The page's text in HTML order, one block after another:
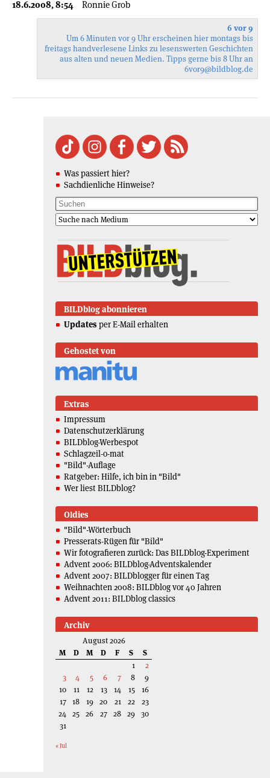
18.6.2008, 8:54 Ronnie Grob
6 vor 9
Um 6 Minuten vor 9 Uhr erscheinen hier montags bis
freitags handverlesene Links zu lesenswerten Geschichten
aus alten und neuen Medien. Tipps gerne bis 8 Uhr an
6vor9@bildblog.de
Was passiert hier?
Sachdienliche Hinweise?
BILDblog abonnieren
Updates per E-Mail erhalten
Gehostet von
Extras
Impressum
Datenschutzerklärung
BILDblog-Werbespot
Schlagzeil-o-mat
"Bild"-Auflage
Ratgeber: Hilfe, ich bin in "Bild"
Wer liest BILDblog?
Oldies
"Bild"-Wörterbuch
Presserats-Rügen für "Bild"
Wir fotografieren zurück: Das BILDblog-Experiment
Advent 2006: BILDblog-Adventskalender
Advent 2007: BILDblogger für einen Tag
Weihnachten 2008: BILDblog vor 40 Jahren
Advent 2011: BILDblog classics
Archiv
August 2026
M
D M D F S
S
1
2
3
4 5 6 7 8
9
10
11 12 13 14 15
16
17 18 19 20 21 22
23
24 25 26 27 28 29 30
31
« Jul